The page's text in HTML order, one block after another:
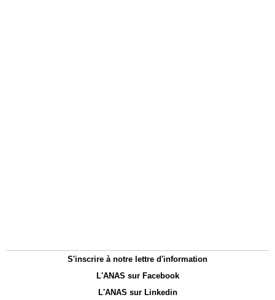
S'inscrire à notre lettre d'information
L'ANAS sur Facebook
L'ANAS sur Linkedin